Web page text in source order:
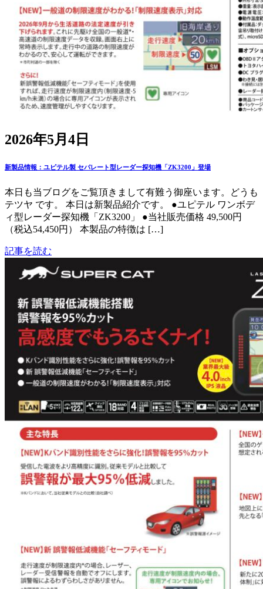
2026年5月4日
新製品情報：ユピテル製 セパレート型レーダー探知機「ZK3200」登場
本日も当ブログをご覧頂きまして有難う御座います。どうも
テツヤ です。 本日は新製品紹介です。 ●ユピテル ワンボデ
ィ型レーダー探知機「ZK3200」 ●当社販売価格 49,500円
（税込54,450円） 本製品の特徴は […]
記事を読む